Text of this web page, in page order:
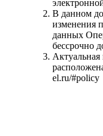
В данном
изменения
данных
бессрочно
el.ru/#policy